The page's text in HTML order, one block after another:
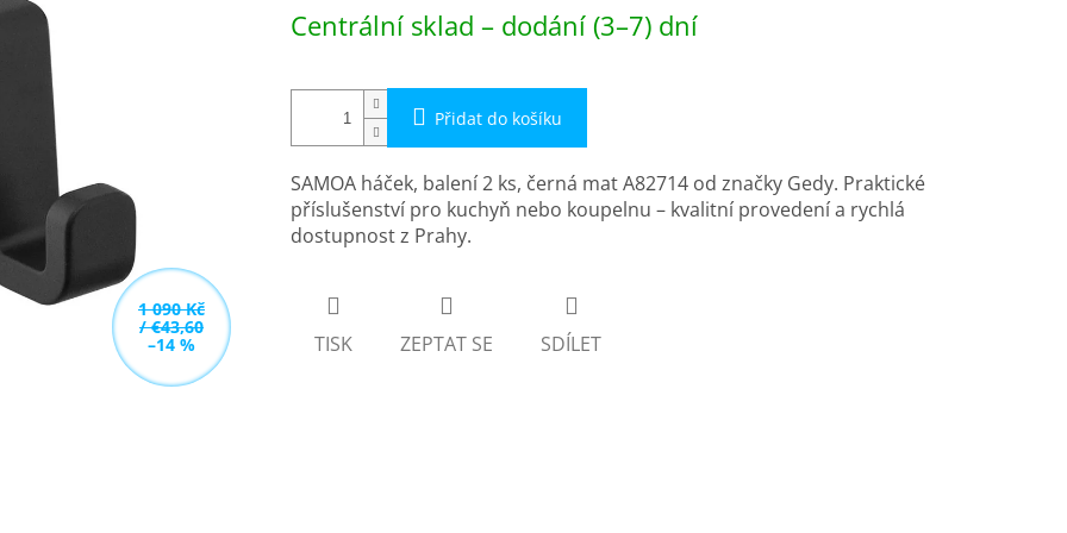
1 090 Kč
/ €43,60
–14 %
cena:
Centrální sklad – dodání (3–7) dní
Přidat do košíku
SAMOA háček, balení 2 ks, černá mat A82714 od značky Gedy. Praktické
příslušenství pro kuchyň nebo koupelnu – kvalitní provedení a rychlá
dostupnost z Prahy.
TISK ZEPTAT SE SDÍLET